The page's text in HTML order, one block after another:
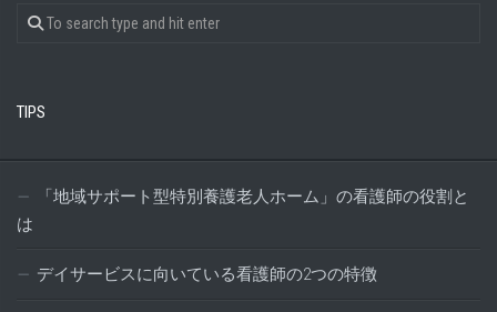
TIPS
「地域サポート型特別養護老人ホーム」の看護師の役割と
は
デイサービスに向いている看護師の2つの特徴